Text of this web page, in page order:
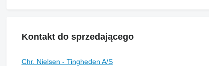
Kontakt do sprzedającego
Chr. Nielsen - Tingheden A/S